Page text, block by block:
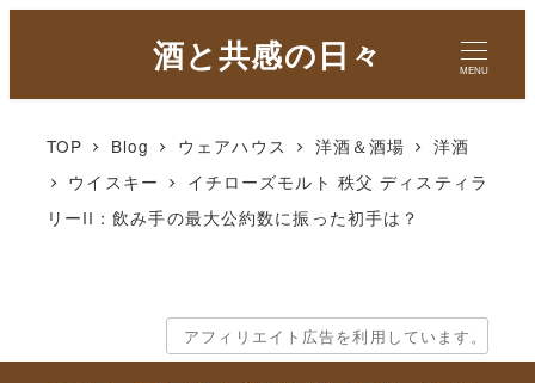
酒と共感の日々 MENU
TOP Blog ウェアハウス 洋酒＆酒場
洋酒
ウイスキー
イチローズモルト 秩父 ディスティラ
リーII：飲み手の最大公約数に振った初手は？
アフィリエイト広告を利用しています。